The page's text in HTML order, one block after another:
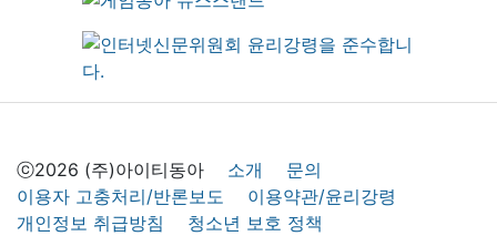
ⓒ2026 (주)아이티동아 소개
문의
이용자 고충처리/반론보도
이용약관/윤리강령
개인정보 취급방침
청소년 보호 정책